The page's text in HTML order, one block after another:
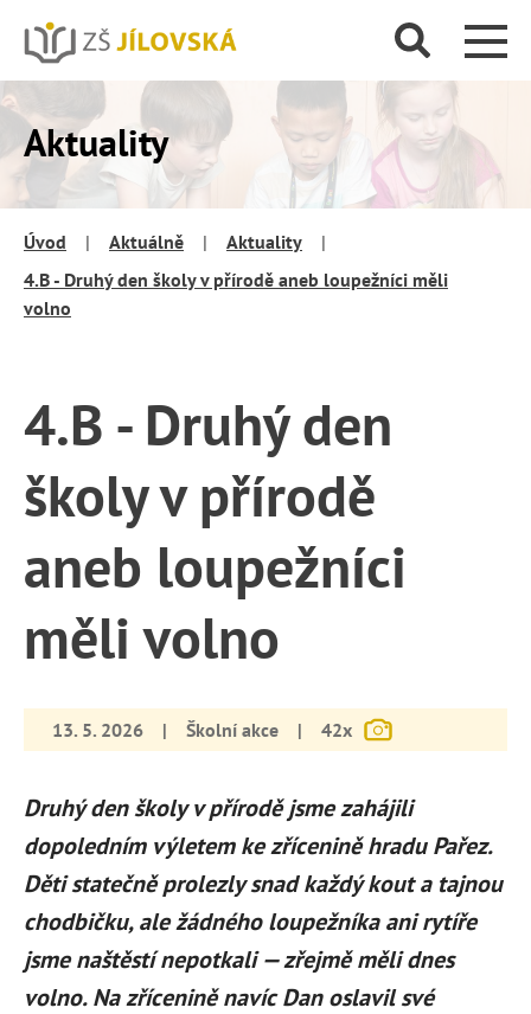
Aktuality
Úvod | Aktuálně | Aktuality
|
4.B - Druhý den školy v přírodě aneb loupežníci měli
volno
4.B - Druhý den
školy v přírodě
aneb loupežníci
měli volno
13. 5. 2026 | Školní akce | 42x
Druhý den školy v přírodě jsme zahájili
dopoledním výletem ke zřícenině hradu Pařez.
Děti statečně prolezly snad každý kout a tajnou
chodbičku, ale žádného loupežníka ani rytíře
jsme naštěstí nepotkali — zřejmě měli dnes
volno. Na zřícenině navíc Dan oslavil své